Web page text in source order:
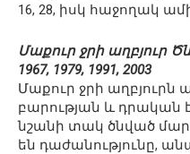
16, 28, իսկ հաջողակ
Մաքուր ջրի աղբյուր
1967, 1979, 1991, 2003
Մաքուր ջրի աղբյուրն
բարության և դրական
նշանի տակ ծնված
են դաժանությունը,